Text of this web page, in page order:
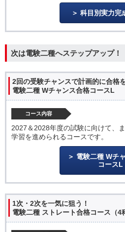
科目別実力完
次は電験二種へステップアップ！
2回の受験チャンスで計画的に合格
電験二種 Wチャンス合格コースL
コース内容
2027＆2028年度の試験に向けて、
学習を進められるコースです。
電験二種 Wチ
コースL
1次・2次を一気に狙う！
電験二種 ストレート合格コース（4